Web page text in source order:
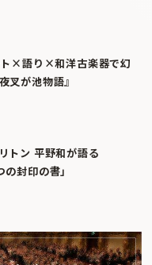
ト×語り×和洋古楽器で幻
叉が池物語』
トン 平野和が語る
封印の書」